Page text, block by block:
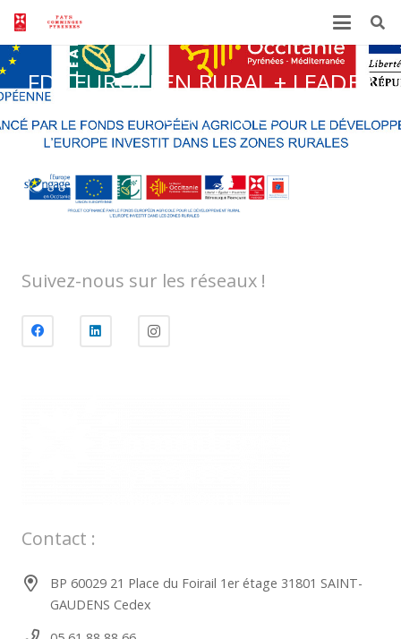
FDS EUROPEEN RURAL + LEADER
+ R+ETAT + PCP
Suivez-nous sur les réseaux !
Contact :
BP 60029 21 Place du Foirail 1er étage 31801 SAINT-
GAUDENS Cedex